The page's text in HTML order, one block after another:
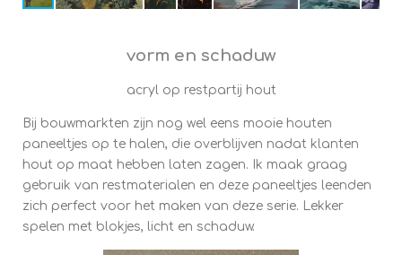
vorm en schaduw
acryl op restpartij hout
Bij bouwmarkten zijn nog wel eens mooie houten
paneeltjes op te halen, die overblijven nadat klanten
hout op maat hebben laten zagen. Ik maak graag
gebruik van restmaterialen en deze paneeltjes leenden
zich perfect voor het maken van deze serie. Lekker
spelen met blokjes, licht en schaduw.